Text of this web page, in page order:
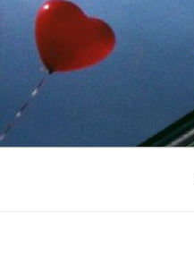
Zum
Inhalt
springen